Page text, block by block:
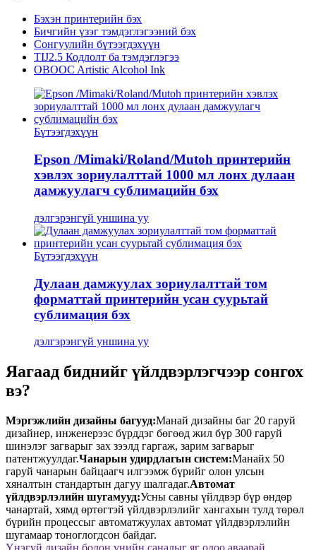
Бэхэн принтерийн бэх
Бичгийн үзэг тэмдэглэгээний бэх
Сонгуулийн бүтээгдэхүүн
TIJ2.5 Кодлолт ба тэмдэглэгээ
OBOOC Artistic Alcohol Ink
Бүтээгдэхүүн
Epson /Mimaki/Roland/Mutoh принтерийн
хэвлэх зориулалттай 1000 мл лонх дулаан
дамжуулагч сублимацийн бэх
дэлгэрэнгүй уншина уу
Бүтээгдэхүүн
Дулаан дамжуулах зориулалттай том
форматтай принтерийн усан суурьтай
сублимация бэх
дэлгэрэнгүй уншина уу
Яагаад биднийг үйлдвэрлэгчээр сонгох
вэ?
Мэргэжлийн дизайны багууд:Манай дизайны баг 20 гаруй
дизайнер, инженерээс бүрддэг бөгөөд жил бүр 300 гаруй
шинэлэг загварыг зах зээлд гаргаж, зарим загварыг
патентжуулдаг.Чанарын удирдлагын систем:Манайх 50
гаруй чанарын байцаагч илгээмж бүрийг олон улсын
хяналтын стандартын дагуу шалгадаг.Автомат
үйлдвэрлэлийн шугамууд:Усны савны үйлдвэр бүр өндөр
чанартай, хямд өртөгтэй үйлдвэрлэлийг хангахын тулд төрөл
бүрийн процессыг автоматжуулах автомат үйлдвэрлэлийн
шугамаар тоноглогдсон байдаг.